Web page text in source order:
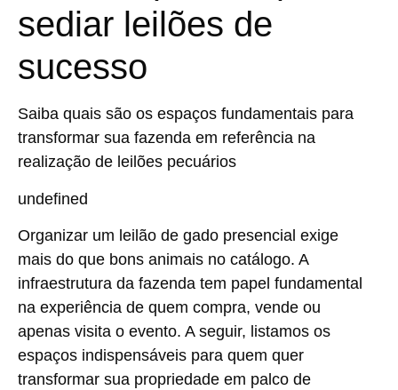
sediar leilões de
sucesso
Saiba quais são os espaços fundamentais para
transformar sua fazenda em referência na
realização de leilões pecuários
undefined
Organizar um leilão de gado presencial exige
mais do que bons animais no catálogo. A
infraestrutura da fazenda tem papel fundamental
na experiência de quem compra, vende ou
apenas visita o evento. A seguir, listamos os
espaços indispensáveis para quem quer
transformar sua propriedade em palco de